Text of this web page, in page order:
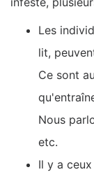
Les
lit,
Ce sont
Nous
etc.
Il y a